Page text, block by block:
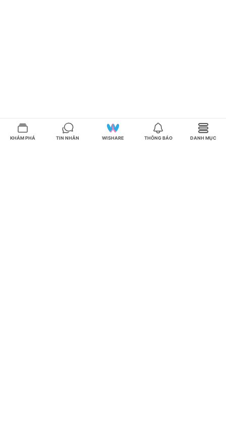
KHÁM PHÁ TIN NHẮN WISHARE THÔNG BÁO DANH MỤC